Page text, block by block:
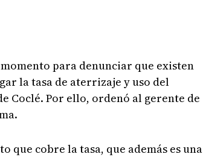
para denunciar que existen
la tasa de aterrizaje y uso del
Coclé. Por ello, ordenó al gerente de
que cobre la tasa, que además es una